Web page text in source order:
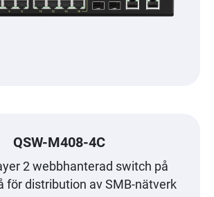
QSW-M408-4C
2 webbhanterad switch på
för distribution av SMB-nätverk